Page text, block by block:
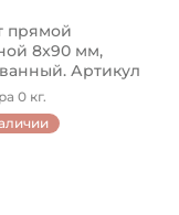
прямой
8x90 мм,
Артикул
0 кг.